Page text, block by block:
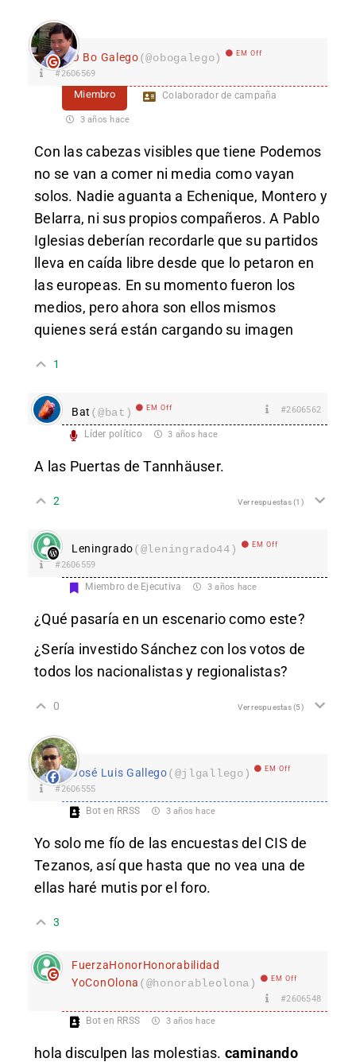
O Bo Galego(@obogalego) EM Off
#2606569
Miembro Colaborador de campaña
3 años hace
Con las cabezas visibles que tiene Podemos
no se van a comer ni media como vayan
solos. Nadie aguanta a Echenique, Montero y
Belarra, ni sus propios compañeros. A Pablo
Iglesias deberían recordarle que su partidos
lleva en caída libre desde que lo petaron en
las europeas. En su momento fueron los
medios, pero ahora son ellos mismos
quienes será están cargando su imagen
1
Bat (@bat) EM Off #2606562
Líder político 3 años hace
A las Puertas de Tannhäuser.
2 Ver respuestas(1)
Leningrado(@leningrado44) EM Off
#2606559
Miembro de Ejecutiva 3 años hace
¿Qué pasaría en un escenario como este?
¿Sería investido Sánchez con los votos de
todos los nacionalistas y regionalistas?
0 Ver respuestas(5)
José Luis Gallego(@jlgallego) EM Off
#2606555
Bot en RRSS 3 años hace
Yo solo me fío de las encuestas del CIS de
Tezanos, así que hasta que no vea una de
ellas haré mutis por el foro.
3
FuerzaHonorHonorabilidad
YoConOlona (@honorableolona) EM Off
#2606548
Bot en RRSS 3 años hace
hola disculpen las molestias. caminando